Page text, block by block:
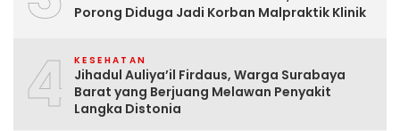
Porong Diduga Jadi Korban Malpraktik Klinik
4 KESEHATAN
Jihadul Auliya’il Firdaus, Warga Surabaya
Barat yang Berjuang Melawan Penyakit
Langka Distonia